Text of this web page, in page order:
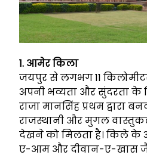
1. आमेर किला
जयपुर से लगभग 11
अपनी भव्यता और सुंदरता के
राजा मानसिंह प्रथम द्वारा
राजस्थानी और मुगल
देखने को मिलता है। किले के
ए-आम और दीवान-ए-खास